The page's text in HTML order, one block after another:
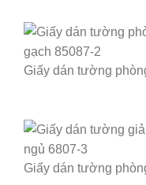
Giấy dán tường
Giấy dán tường